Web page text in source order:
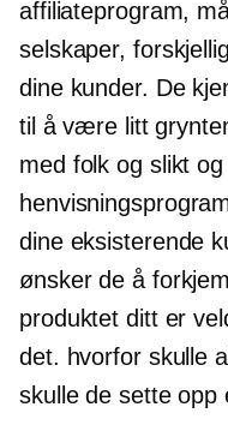
affiliateprogram,
selskaper,
dine kunder. De
til å være litt
med folk og slikt
dine eksisterende
ønsker de å
produktet ditt er
det. hvorfor skulle
skulle de sette opp